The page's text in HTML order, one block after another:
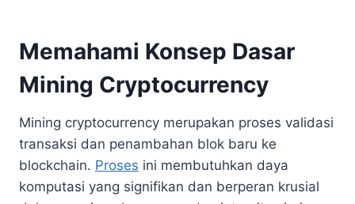
Memahami Konsep Dasar
Mining Cryptocurrency
Mining cryptocurrency merupakan proses validasi
transaksi dan penambahan blok baru ke
blockchain. Proses ini membutuhkan daya
komputasi yang signifikan dan berperan krusial